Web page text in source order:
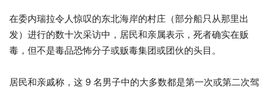
在委内瑞拉令人惊叹的东北海岸的村庄（部分船只从那里出
发）进行的数十次采访中，居民和亲属表示，死者确实在贩
毒，但不是毒品恐怖分子或贩毒集团或团伙的头目。
居民和亲戚称，这 9 名男子中的大多数都是第一次或第二次驾